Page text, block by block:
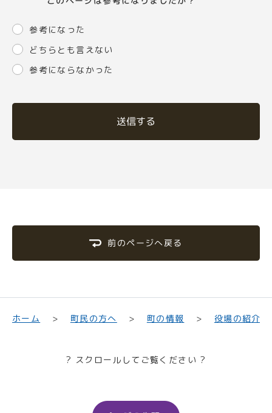
参考になった
どちらとも言えない
参考にならなかった
送信する
前のページへ戻る
ホーム 町民の方へ 町の情報 役場の紹介
? スクロールしてご覧ください ?